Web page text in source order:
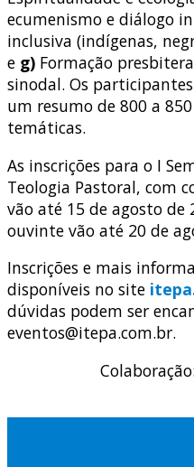
ecumenismo e diálogo
inclusiva (indígenas,
e g) Formação
sinodal. Os
um resumo de 800 a
temáticas.
As inscrições para o I
Teologia Pastoral, com
vão até 15 de agosto de
ouvinte vão até 20 de
Inscrições e mais
disponíveis no site
dúvidas podem ser
eventos@itepa.com.br.